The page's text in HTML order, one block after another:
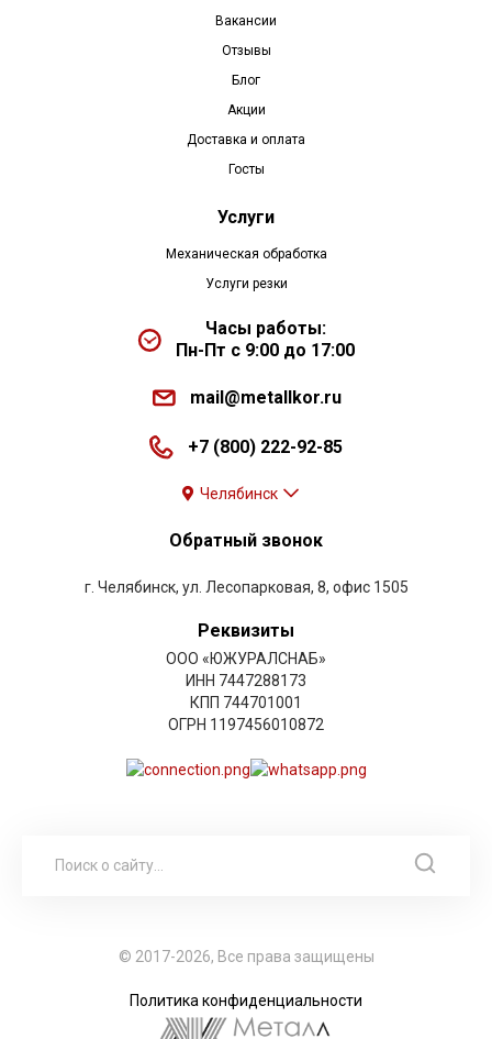
Вакансии
Отзывы
Блог
Акции
Доставка и оплата
Госты
Услуги
Механическая обработка
Услуги резки
Часы работы:
Пн-Пт с 9:00 до 17:00
mail@metallkor.ru
+7 (800) 222-92-85
Челябинск
Обратный звонок
г. Челябинск, ул. Лесопарковая, 8, офис 1505
Реквизиты
ООО «ЮЖУРАЛСНАБ»
ИНН 7447288173
КПП 744701001
ОГРН 1197456010872
© 2017-2026, Все права защищены
Политика конфиденциальности